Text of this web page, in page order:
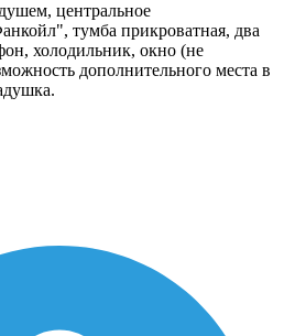
центральное
тумба прикроватная, два
холодильник, окно (не
дополнительного места в